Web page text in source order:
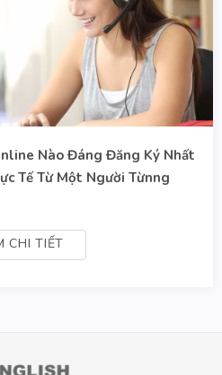
Nào Đáng Đăng Ký Nhất
Tế Từ Một Người Từnng
CHI TIẾT